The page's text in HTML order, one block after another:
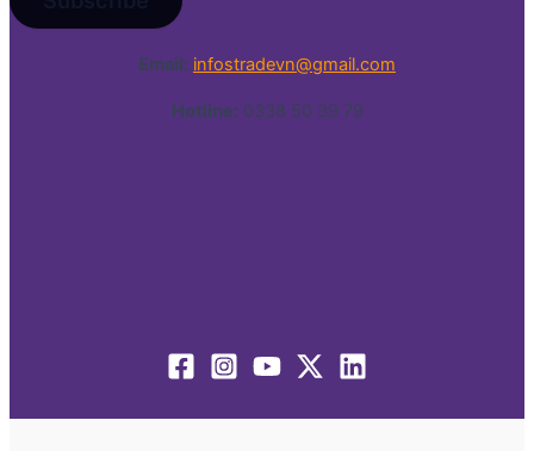
Email: infostradevn@gmail.com
Hotline: 0338 50 39 79